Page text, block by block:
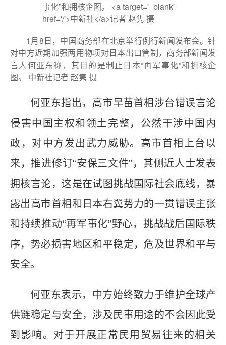
1月8日，中国商务部在北京举行例行新闻发布会。针
对中方近期加强两用物项对日本出口管制，商务部新闻发
言人何亚东称，其目的是制止日本“再军事化”和拥核企
图。 中新社记者 赵隽 摄
何亚东指出，高市早苗首相涉台错误言论
侵害中国主权和领土完整，公然干涉中国内
政，对中方发出武力威胁。高市首相上台以
来，推进修订“安保三文件”，其侧近人士发表
拥核言论，这是在试图挑战国际社会底线，暴
露出高市首相和日本右翼势力的一贯错误主张
和持续推动“再军事化”野心，挑战战后国际秩
序，势必损害地区和平稳定，危及世界和平与
安全。
何亚东表示，中方始终致力于维护全球产
供链稳定与安全，涉及民事用途的不会因此受
到影响。对于开展正常民用贸易往来的相关